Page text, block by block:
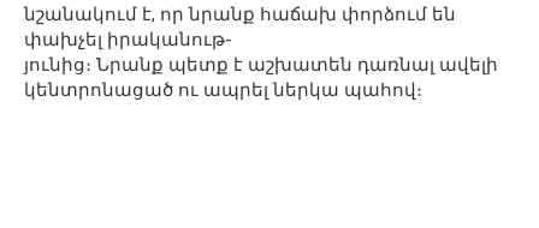
նշանակում է, որ նրանք հաճախ փորձում են
փախչել իրականութ-
յունից։ Նրանք պետք է աշխատեն դառնալ ավելի
կենտրոնացած ու ապրել ներկա պահով։